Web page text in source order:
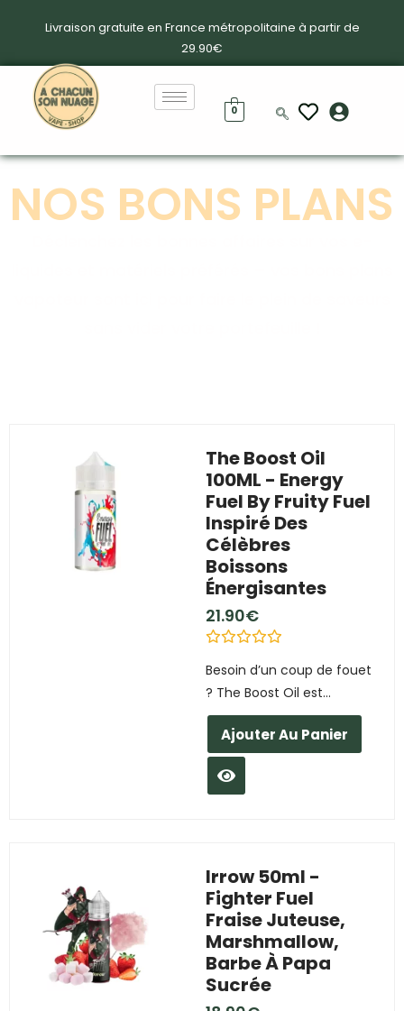
Livraison gratuite en France métropolitaine à partir de
29.90€
0
NOS BONS PLANS
The Boost Oil
100ML - Energy
Fuel By Fruity Fuel
Inspiré Des
Célèbres
Boissons
Énergisantes
21.90€
o
e
r
Besoin d’un coup de fouet
? The Boost Oil est...
Ajouter Au Panier
Irrow 50ml -
Fighter Fuel
Fraise Juteuse,
Marshmallow,
Barbe À Papa
Sucrée